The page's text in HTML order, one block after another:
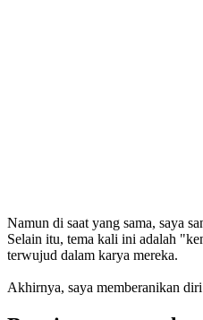
Namun di saat yang sama, saya
Selain itu, tema kali ini adalah
terwujud dalam karya mereka.
Akhirnya, saya memberanikan